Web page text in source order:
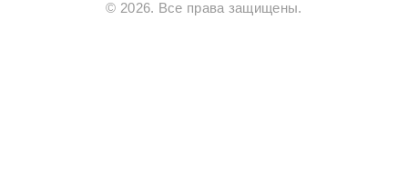
© 2026. Все права защищены.